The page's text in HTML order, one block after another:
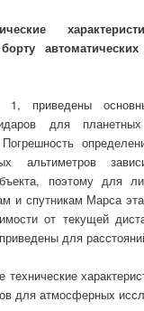
приведены
для
альтиметров
поэтому для
и спутникам Марса
от текущей
для
для атмосферных